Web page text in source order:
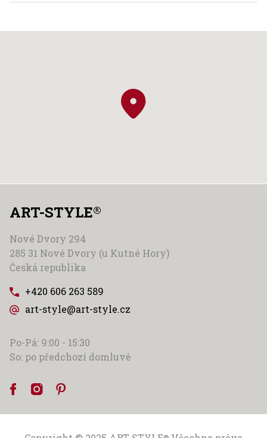
ART-STYLE®
Nové Dvory 294
285 31 Nové Dvory (u Kutné Hory)
Česká republika
+420 606 263 589
art-style@art-style.cz
Po-Pá: 9:00 - 15:30
So: po předchozí domluvě